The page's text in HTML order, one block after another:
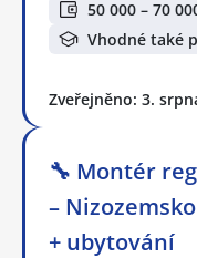
50 000 – 70
Vhodné také
Zveřejněno: 3.
🔧 Montér
–
+ ubytování